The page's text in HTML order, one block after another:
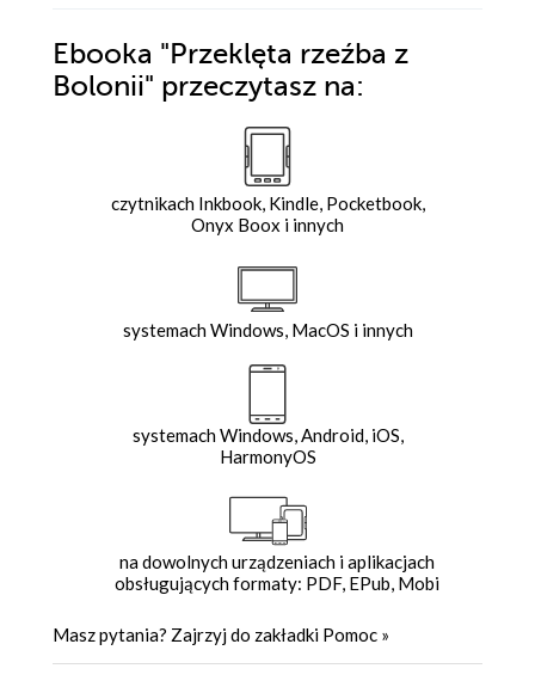
Ebooka "Przeklęta rzeźba z
Bolonii" przeczytasz na:
czytnikach Inkbook, Kindle, Pocketbook,
Onyx Boox i innych
systemach Windows, MacOS i innych
systemach Windows, Android, iOS,
HarmonyOS
na dowolnych urządzeniach i aplikacjach
obsługujących formaty: PDF, EPub, Mobi
Masz pytania? Zajrzyj do zakładki Pomoc »